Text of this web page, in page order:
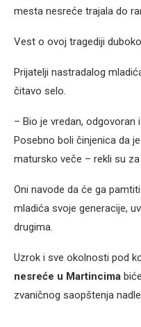
mesta nesreće trajala do
Vest o ovoj tragediji
Prijatelji nastradalog
čitavo selo.
– Bio je vredan, odgovoran
Posebno boli činjenica da
matursko veče – rekli su
Oni navode da će ga
mladića svoje generacije,
drugima.
Uzrok i sve okolnosti pod
nesreće u Martincima
zvaničnog saopštenja